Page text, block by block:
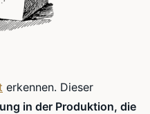
erkennen. Dieser
in der Produktion, die